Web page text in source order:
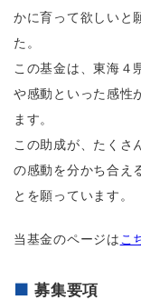
かに育って欲しいと
た。
この基金は、東海４
や感動といった感性
ます。
この助成が、たくさ
の感動を分かち合え
とを願っています。
当基金のページは こ
募集要項